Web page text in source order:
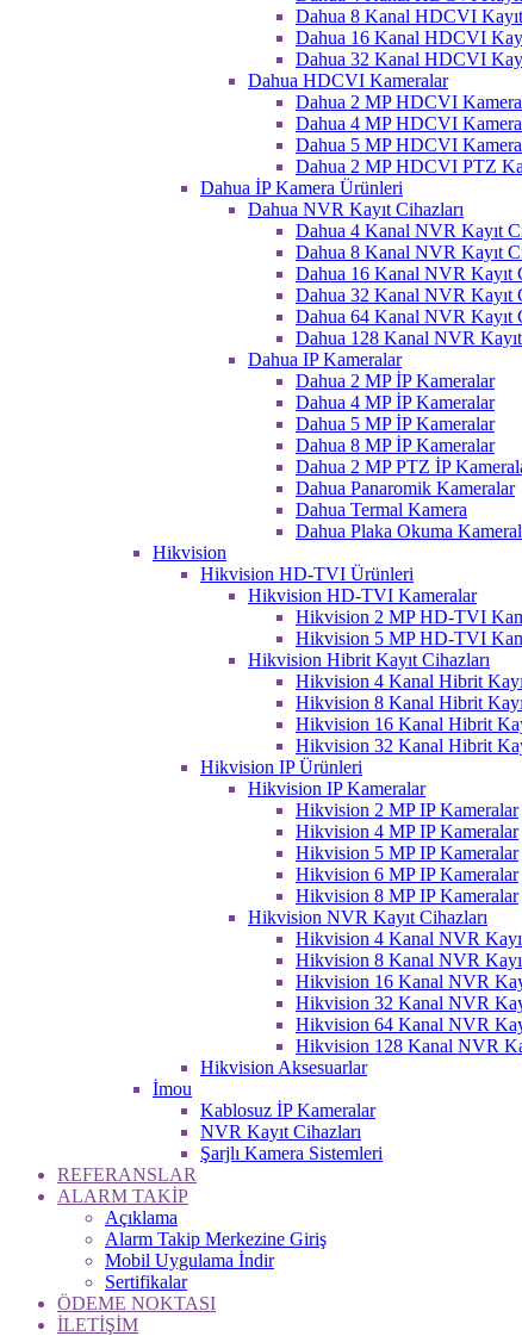
Dahua 8 Kanal HDCVI Kayıt
Dahua 16 Kanal HDCVI
Dahua 32 Kanal HDCVI
Dahua HDCVI Kameralar
Dahua 2 MP HDCVI
Dahua 4 MP HDCVI
Dahua 5 MP HDCVI
Dahua 2 MP HDCVI PTZ
Dahua İP Kamera Ürünleri
Dahua NVR Kayıt Cihazları
Dahua 4 Kanal NVR Kayıt
Dahua 8 Kanal NVR Kayıt
Dahua 16 Kanal NVR Kayıt
Dahua 32 Kanal NVR Kayıt
Dahua 64 Kanal NVR Kayıt
Dahua 128 Kanal NVR Kayıt
Dahua IP Kameralar
Dahua 2 MP İP Kameralar
Dahua 4 MP İP Kameralar
Dahua 5 MP İP Kameralar
Dahua 8 MP İP Kameralar
Dahua 2 MP PTZ İP
Dahua Panaromik Kameralar
Dahua Termal Kamera
Dahua Plaka Okuma
Hikvision
Hikvision HD-TVI Ürünleri
Hikvision HD-TVI Kameralar
Hikvision 2 MP HD-TVI
Hikvision 5 MP HD-TVI
Hikvision Hibrit Kayıt Cihazları
Hikvision 4 Kanal Hibrit
Hikvision 8 Kanal Hibrit
Hikvision 16 Kanal Hibrit
Hikvision 32 Kanal Hibrit
Hikvision IP Ürünleri
Hikvision IP Kameralar
Hikvision 2 MP IP Kameralar
Hikvision 4 MP IP Kameralar
Hikvision 5 MP IP Kameralar
Hikvision 6 MP IP Kameralar
Hikvision 8 MP IP Kameralar
Hikvision NVR Kayıt Cihazları
Hikvision 4 Kanal NVR
Hikvision 8 Kanal NVR
Hikvision 16 Kanal NVR
Hikvision 32 Kanal NVR
Hikvision 64 Kanal NVR
Hikvision 128 Kanal NVR
Hikvision Aksesuarlar
İmou
Kablosuz İP Kameralar
NVR Kayıt Cihazları
Şarjlı Kamera Sistemleri
REFERANSLAR
ALARM TAKİP
Açıklama
Alarm Takip Merkezine Giriş
Mobil Uygulama İndir
Sertifikalar
ÖDEME NOKTASI
İLETİŞİM